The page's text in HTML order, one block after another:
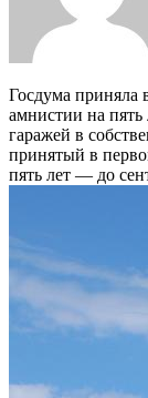
Госдума приняла в 1-м чтении проект о продлении гаражной
амнистии на пять
гаражей в
принятый в
пять лет — до